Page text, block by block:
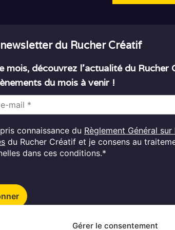
Gérer le consentement
du Rucher Créatif
mois, découvrez l’actualité du Rucher
du mois à venir !
pris connaissance du Règlement Général
du Rucher Créatif et je consens au
dans ces conditions.*